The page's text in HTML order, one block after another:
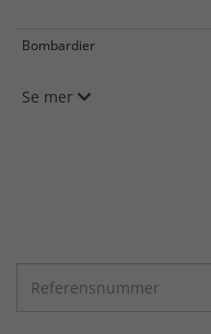
Bombardier
Se mer